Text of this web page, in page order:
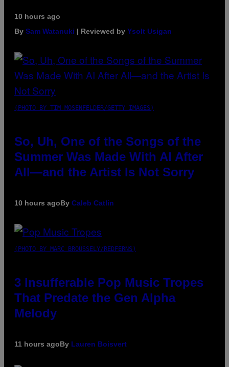
10 hours ago
By Sam Watanuki | Reviewed by Ysolt Usigan
(PHOTO BY TIM MOSENFELDER/GETTY IMAGES)
So, Uh, One of the Songs of the
Summer Was Made With AI After
All—and the Artist Is Not Sorry
10 hours agoBy Caleb Catlin
(PHOTO BY MARC BROUSSELY/REDFERNS)
3 Insufferable Pop Music Tropes
That Predate the Gen Alpha
Melody
11 hours agoBy Lauren Boisvert